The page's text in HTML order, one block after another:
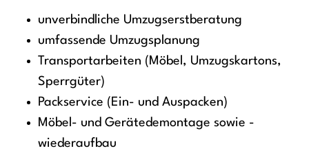
unverbindliche Umzugserstberatung
umfassende Umzugsplanung
Transportarbeiten (Möbel, Umzugskartons,
Sperrgüter)
Packservice (Ein- und Auspacken)
Möbel- und Gerätedemontage sowie -
wiederaufbau